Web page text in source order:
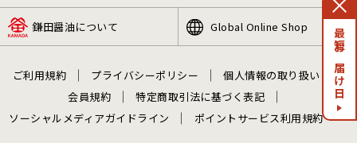
最短お届け日
鎌田醤油について Global Online Shop
ご利用規約 プライバシーポリシー
個人情報の取り扱い
会員規約
特定商取引法に基づく表記
ソーシャルメディアガイドライン
ポイントサービス利用規約